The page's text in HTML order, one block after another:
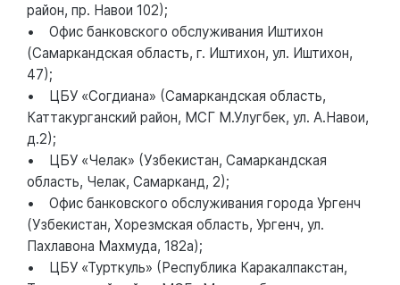
район, пр. Навои 102);
• Офис банковского обслуживания Иштихон
(Самаркандская область, г. Иштихон, ул. Иштихон,
47);
• ЦБУ «Согдиана» (Самаркандская область,
Каттакурганский район, МСГ М.Улугбек, ул. А.Навои,
д.2);
• ЦБУ «Челак» (Узбекистан, Самаркандская
область, Челак, Самарканд, 2);
• Офис банковского обслуживания города Ургенч
(Узбекистан, Хорезмская область, Ургенч, ул.
Пахлавона Махмуда, 182а);
• ЦБУ «Турткуль» (Республика Каракалпакстан,